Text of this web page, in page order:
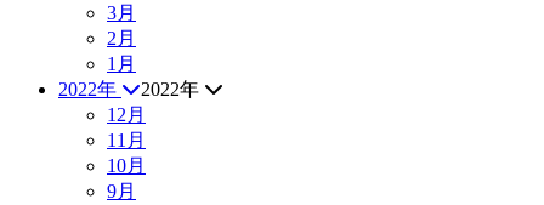
3月
2月
1月
2022年
2022年
12月
11月
10月
9月